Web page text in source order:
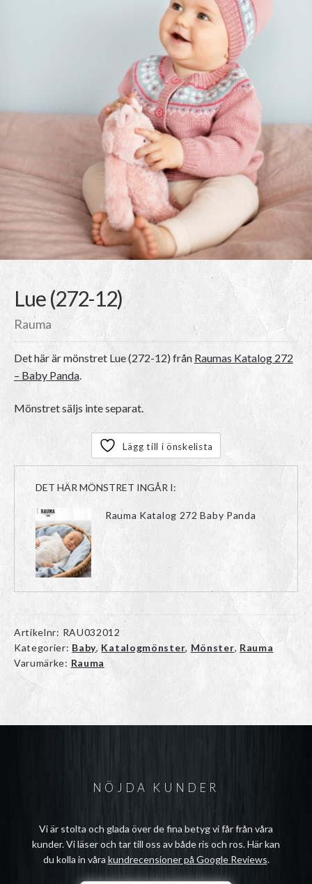
Lue (272-12)
Rauma
Det här är mönstret Lue (272-12)från Raumas Katalog 272
– Baby Panda.
Mönstret säljs inte separat.
Lägg till i önskelista
DET HÄR MÖNSTRET INGÅR I:
Rauma Katalog 272 Baby Panda
Artikelnr: RAU032012
Kategorier: Baby, Katalogmönster, Mönster, Rauma
Varumärke: Rauma
NÖJDA KUNDER
Vi är stolta och glada över de fina betyg vi får från våra
kunder. Vi läser och tar till oss av både ris och ros. Här kan
du kolla in våra kundrecensioner på Google Reviews.